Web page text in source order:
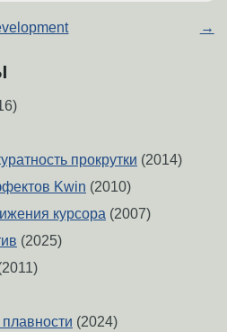
→
прокрутки (2014)
Kwin (2010)
курсора (2007)
(2025)
(2024)